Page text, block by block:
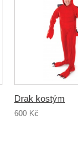
Drak kostým
600 Kč